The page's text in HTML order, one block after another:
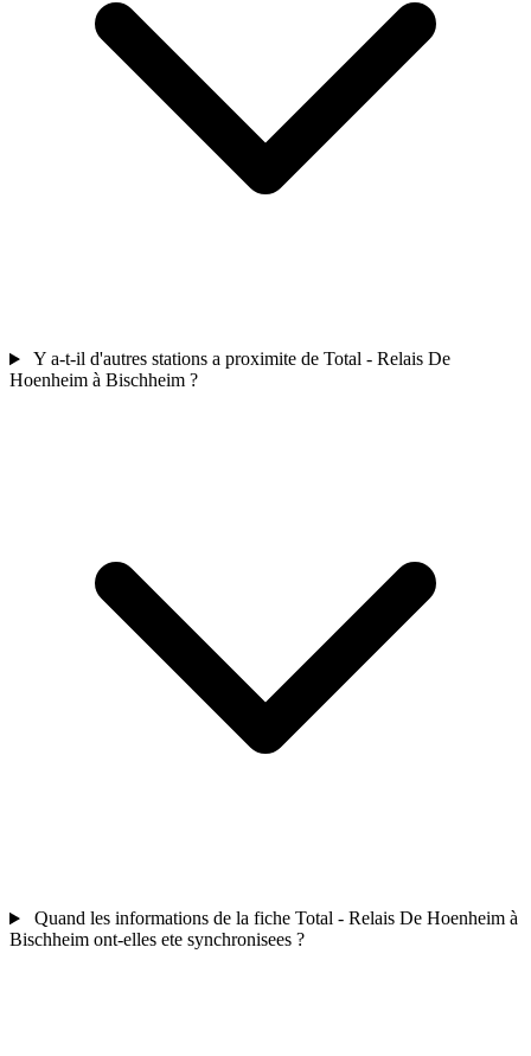
Y a-t-il d'autres stations a proximite de Total - Relais De
Hoenheim à Bischheim ?
Quand les informations de la fiche Total - Relais De Hoenheim à
Bischheim ont-elles ete synchronisees ?